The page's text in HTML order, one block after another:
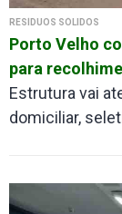
RESÍDUOS SÓLIDOS
Porto Velho
para
Estrutura vai
domiciliar,